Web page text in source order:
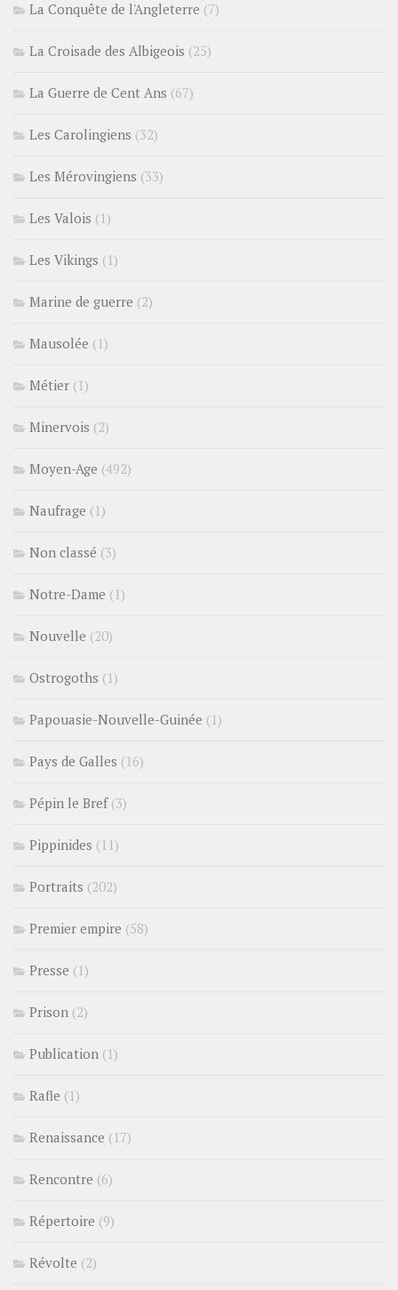
La Conquête de l'Angleterre (7)
La Croisade des Albigeois (25)
La Guerre de Cent Ans (67)
Les Carolingiens (32)
Les Mérovingiens (33)
Les Valois (1)
Les Vikings (1)
Marine de guerre (2)
Mausolée (1)
Métier (1)
Minervois (2)
Moyen-Age (492)
Naufrage (1)
Non classé (3)
Notre-Dame (1)
Nouvelle (20)
Ostrogoths (1)
Papouasie-Nouvelle-Guinée (1)
Pays de Galles (16)
Pépin le Bref(3)
Pippinides (11)
Portraits (202)
Premier empire (58)
Presse (1)
Prison (2)
Publication (1)
Rafle (1)
Renaissance (17)
Rencontre (6)
Répertoire (9)
Révolte (2)